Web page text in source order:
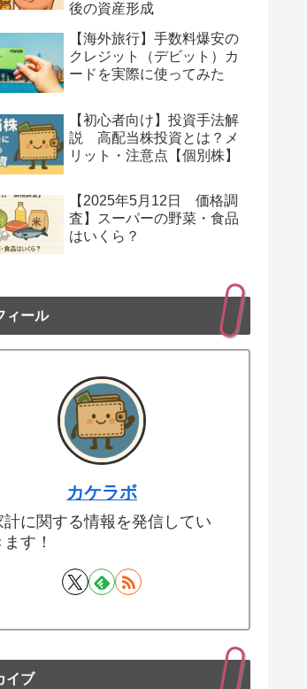
後の資産形成
【海外旅行】手数料爆安の
クレジット（デビット）カ
ードを実際に使ってみた
【初心者向け】投資手法解
説 高配当株投資とは？メ
リット・注意点【個別株】
【2025年5月12日 価格調
査】スーパーの野菜・食品
はいくら？
ィール
カケラボ
計に関する情報を発信してい
ます！
イブ